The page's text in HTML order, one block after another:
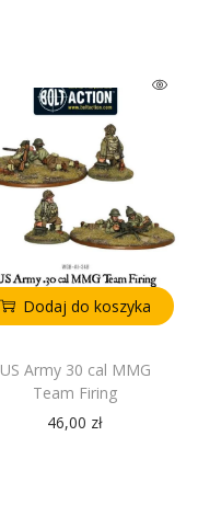
Dodaj do koszyka
US Army 30 cal MMG
Team Firing
46,00 zł